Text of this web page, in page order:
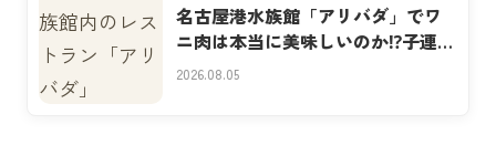
名古屋港水族館「アリバダ」でワ
ニ肉は本当に美味しいのか⁉子連れ
実食
2026.08.05